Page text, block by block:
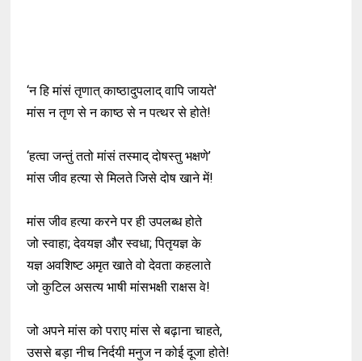
‘न हि मांसं तृणात् काष्ठादुपलाद् वापि जायते'
मांस न तृण से न काष्ठ से न पत्थर से होते!
‘हत्वा जन्तुं ततो मांसं तस्माद् दोषस्तु भक्षणे’
मांस जीव हत्या से मिलते जिसे दोष खाने में!
मांस जीव हत्या करने पर ही उपलब्ध होते
जो स्वाहा; देवयज्ञ और स्वधा; पितृयज्ञ के
यज्ञ अवशिष्ट अमृत खाते वो देवता कहलाते
जो कुटिल असत्य भाषी मांसभक्षी राक्षस वे!
जो अपने मांस को पराए मांस से बढ़ाना चाहते,
उससे बड़ा नीच निर्दयी मनुज न कोई दूजा होते!